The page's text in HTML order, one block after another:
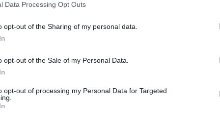
Data Processing Opt Outs
opt-out of the Sharing of my personal data.
opt-out of the Sale of my Personal Data.
opt-out of processing my Personal Data for Targeted
vállalata, a Samarco tulajdonában lévő gát 2015-ben omlott
városánál. A katasztrófa következtében mérgező
ami emberéleteket követelt, ezreket tett hajléktalanná, és
vitatja felelősségét, és állítja, hogy a londoni...
portfolio.hu hírarchívumához tartozik, melynek olvasása